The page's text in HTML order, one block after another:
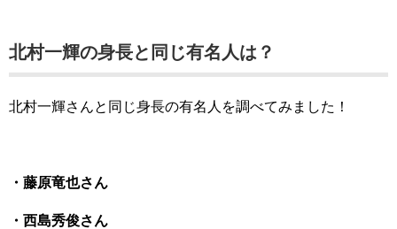
北村一輝の身長と同じ有名人は？
北村一輝さんと同じ身長の有名人を調べてみました！
・藤原竜也さん
・西島秀俊さん